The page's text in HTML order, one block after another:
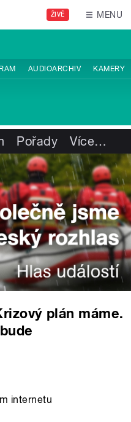
ŽIVĚ MENU
AUDIOARCHIV KAMERY
Pořady Více…
plán máme.
internetu